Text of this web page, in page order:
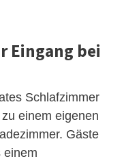
Eingang bei
Schlafzimmer
einem eigenen
Gäste
einem